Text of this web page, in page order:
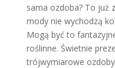
sama ozdoba? To już
mody nie wychodzą
Mogą być to
roślinne. Świetnie
trójwymiarowe ozdoby